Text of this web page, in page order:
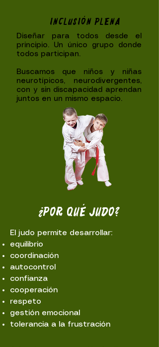
Diseñar para todos desde el
principio. Un único grupo donde
todos participan.
Buscamos que niños y niñas
neurotípicos, neurodivergentes,
con y sin discapacidad aprendan
juntos en un mismo espacio.
INCLUSIÓN PLENA
¿POR QUÉ JUDO?
El judo permite desarrollar:
equilibrio
coordinación
autocontrol
confianza
cooperación
respeto
gestión emocional
tolerancia a la frustración